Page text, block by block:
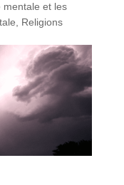
mentale et les
Religions